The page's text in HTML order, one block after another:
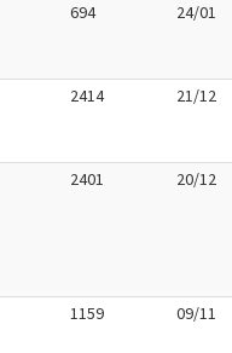
694 24/01
2414 21/12
2401 20/12
1159 09/11